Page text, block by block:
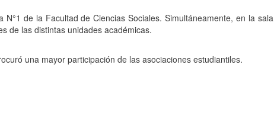
de la Facultad de Ciencias Sociales. Simultáneamente, en la sala
de las distintas unidades académicas.
una mayor participación de las asociaciones estudiantiles.